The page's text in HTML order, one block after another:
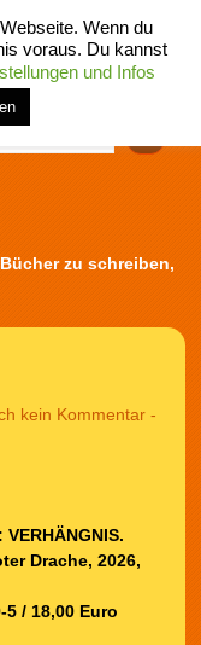
menü
shop
zu schreiben,
kein Kommentar -
VERHÄNGNIS.
Drache, 2026,
5 / 18,00 Euro
Wenn du
voraus. Du kannst
und Infos